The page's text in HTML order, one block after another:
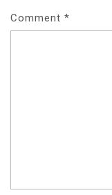
Comment *